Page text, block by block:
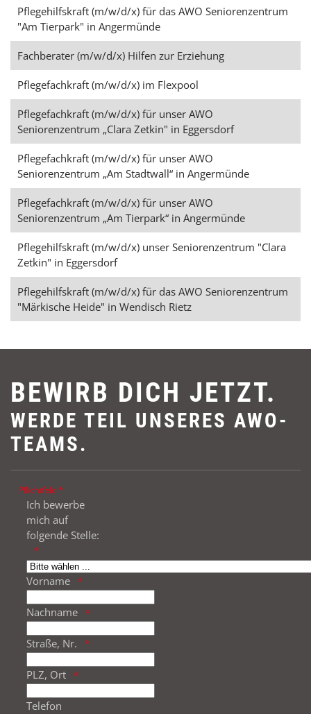
Pflegehilfskraft (m/w/d/x) für das AWO Seniorenzentrum
"Am Tierpark" in Angermünde
Fachberater (m/w/d/x) Hilfen zur Erziehung
Pflegefachkraft (m/w/d/x) im Flexpool
Pflegefachkraft (m/w/d/x) für unser AWO
Seniorenzentrum „Clara Zetkin" in Eggersdorf
Pflegefachkraft (m/w/d/x) für unser AWO
Seniorenzentrum „Am Stadtwall“ in Angermünde
Pflegefachkraft (m/w/d/x) für unser AWO
Seniorenzentrum „Am Tierpark“ in Angermünde
Pflegehilfskraft (m/w/d/x) unser Seniorenzentrum "Clara
Zetkin" in Eggersdorf
Pflegehilfskraft (m/w/d/x) für das AWO Seniorenzentrum
"Märkische Heide" in Wendisch Rietz
BEWIRB DICH JETZT.
WERDE TEIL UNSERES AWO-
TEAMS.
Pflichtfeld *
Ich bewerbe
mich auf
folgende Stelle:
Vorname
Nachname
Straße, Nr.
PLZ, Ort
Telefon